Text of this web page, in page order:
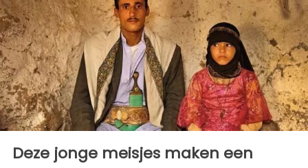
Deze jonge meisjes maken een